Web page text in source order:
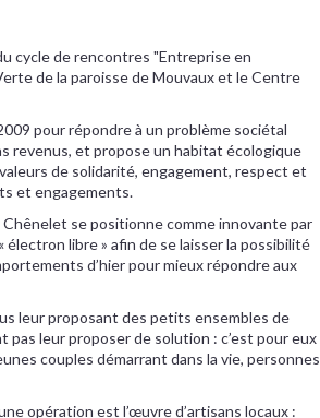
cycle de rencontres "Entreprise en
de la paroisse de Mouvaux et le Centre
pour répondre à un problème sociétal
revenus, et propose un habitat écologique
de solidarité, engagement, respect et
et engagements.
se positionne comme innovante par
libre » afin de se laisser la possibilité
d’hier pour mieux répondre aux
leur proposant des petits ensembles de
pas leur proposer de solution : c’est pour eux
couples démarrant dans la vie, personnes
opération est l’œuvre d’artisans locaux :